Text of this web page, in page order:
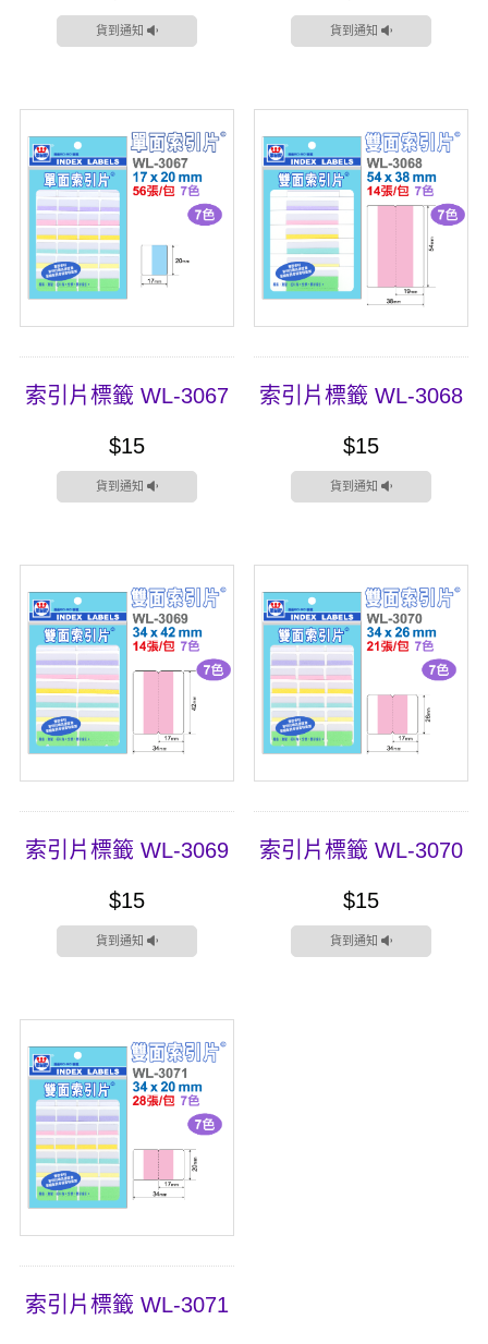
貨到通知 貨到通知
索引片標籤 WL-3067
$15
貨到通知
索引片標籤 WL-3068
$15
貨到通知
索引片標籤 WL-3069
$15
貨到通知
索引片標籤 WL-3070
$15
貨到通知
索引片標籤 WL-3071